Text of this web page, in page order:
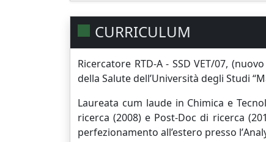
CURRICULUM
Ricercatore RTD-A - SSD VET/07,
della Salute dell’Università degli Studi
Laureata cum laude in Chimica e
ricerca (2008) e Post-Doc di ricerca
perfezionamento all’estero presso l’